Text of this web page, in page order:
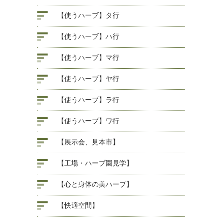
【使うハーブ】タ行
【使うハーブ】ハ行
【使うハーブ】マ行
【使うハーブ】ヤ行
【使うハーブ】ラ行
【使うハーブ】ワ行
【展示会、見本市】
【工場・ハーブ園見学】
【心と身体の美ハーブ】
【快適空間】